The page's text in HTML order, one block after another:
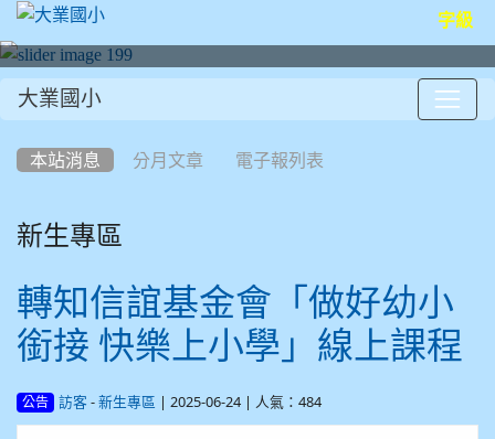
字級
大業國小
本站消息 分月文章 電子報列表
新生專區
轉知信誼基金會「做好幼小
銜接 快樂上小學」線上課程
公告 訪客 - 新生專區 | 2025-06-24 | 人氣：484